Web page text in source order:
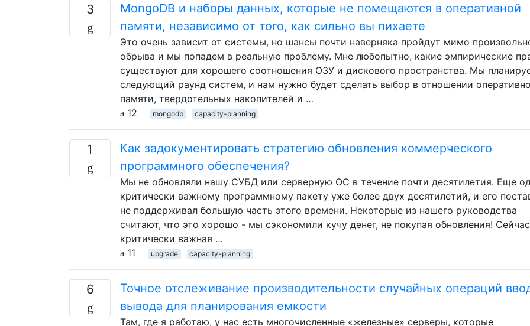
3
MongoDB и наборы данных, которые не помещаются в оперативной
памяти, независимо от того, как сильно вы пихаете
Это очень зависит от системы, но шансы почти наверняка пройдут мимо
обрыва и мы попадем в реальную проблему. Мне любопытно, какие эмпирические
существуют для хорошего соотношения ОЗУ и дискового пространства. Мы
следующий раунд систем, и нам нужно будет сделать выбор в отношении
памяти, твердотельных накопителей и …
12
mongodb capacity-planning
1
Как задокументировать стратегию обновления коммерческого
программного обеспечения?
Мы не обновляли нашу СУБД или серверную ОС в течение почти десятилетия. Еще
критически важному программному пакету уже более двух десятилетий, и его
не поддерживал большую часть этого времени. Некоторые из нашего руководства
считают, что это хорошо - мы сэкономили кучу денег, не покупая обновления! Сейчас
критически важная …
11
upgrade capacity-planning
6
Точное отслеживание производительности случайных операций
вывода для планирования емкости
Там, где я работаю, у нас есть многочисленные «железные» серверы, которые